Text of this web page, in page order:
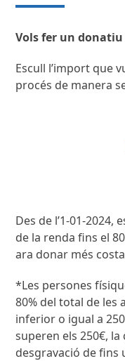
Vols fer un
Escull l’import que
procés de manera
Des de l’1-01-2024,
de la renda fins el
ara donar més
*Les persones
80% del total de les
inferior o igual a
superen els 250€,
desgravació de fins